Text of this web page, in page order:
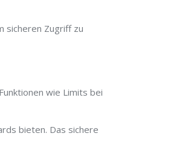
sicheren Zugriff zu
wie Limits bei
bieten. Das sichere